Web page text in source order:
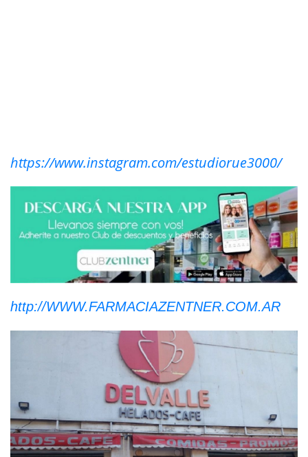
https://www.instagram.com/estudiorue3000/
http://WWW.FARMACIAZENTNER.COM.AR